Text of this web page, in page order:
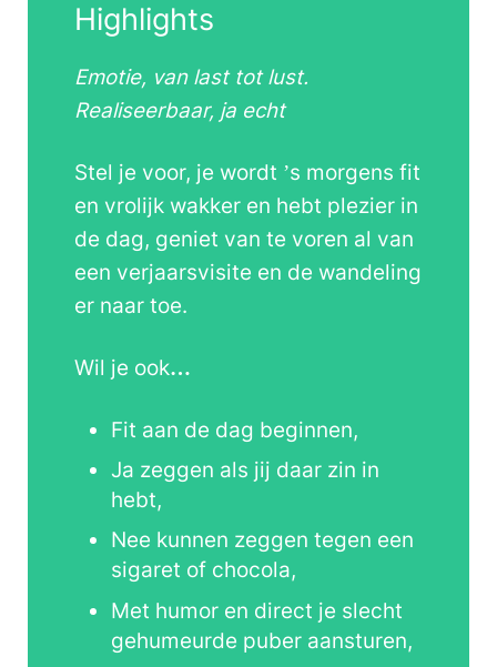
Highlights
Emotie, van last tot lust.
Realiseerbaar, ja echt
Stel je voor, je wordt ’s morgens fit
en vrolijk wakker en hebt plezier in
de dag, geniet van te voren al van
een verjaarsvisite en de wandeling
er naar toe.
Wil je ook…
Fit aan de dag beginnen,
Ja zeggen als jij daar zin in
hebt,
Nee kunnen zeggen tegen een
sigaret of chocola,
Met humor en direct je slecht
gehumeurde puber aansturen,